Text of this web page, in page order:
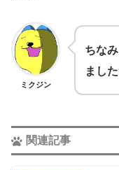
ミクジン
ちな
まし
関連記事